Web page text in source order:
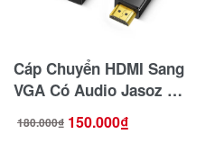
Cáp Chuyển HDMI Sang
VGA Có Audio Jasoz T-
180.000₫
Giá
gốc 150.000₫
Giá
hiện